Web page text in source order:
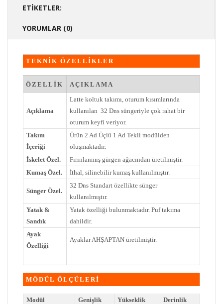
ETIKETLER:
YORUMLAR (0)
TEKNİK ÖZELLİKLER
ÖZELLİK AÇIKLAMA
Açıklama
Latte koltuk takımı, oturum kısımlarında
kullanılan 32 Dns süngeriyle çok rahat bir
oturum keyfi veriyor.
Takım
İçeriği
Ürün 2 Ad Üçlü 1 Ad Tekli modülden
oluşmaktadır.
İskelet Özel.
Fırınlanmış gürgen ağacından üretilmiştir.
Kumaş Özel.
İthal, silinebilir kumaş kullanılmıştır.
Sünger Özel.
32 Dns Standart özellikte sünger
kullanılmıştır.
Yatak &
Sandık
Yatak özelliği bulunmaktadır. Puf takıma
dahildir.
Ayak
Özelliği
Ayaklar AHŞAPTAN üretilmiştir.
MÖDÜL ÖLÇÜLERİ
Modül Genişlik Yükseklik
Derinlik